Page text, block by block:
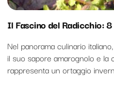
Il Fascino del Radicchio:
Nel panorama culinario
il suo sapore amarognolo e
rappresenta un ortaggio